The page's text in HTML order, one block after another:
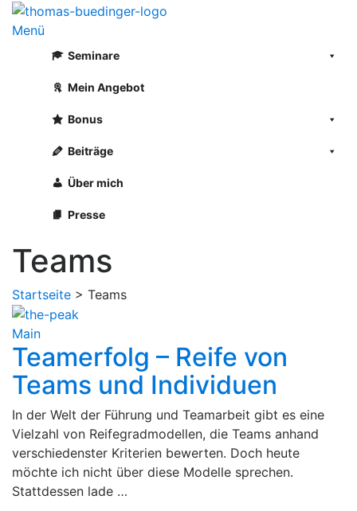
Zum
Inhalt
Menü
Seminare
Mein Angebot
Bonus
Beiträge
Über mich
Presse
Teams
Startseite > Teams
Main
Teamerfolg – Reife von
Teams und Individuen
In der Welt der Führung und Teamarbeit gibt es eine
Vielzahl von Reifegradmodellen, die Teams anhand
verschiedenster Kriterien bewerten. Doch heute
möchte ich nicht über diese Modelle sprechen.
Stattdessen lade …